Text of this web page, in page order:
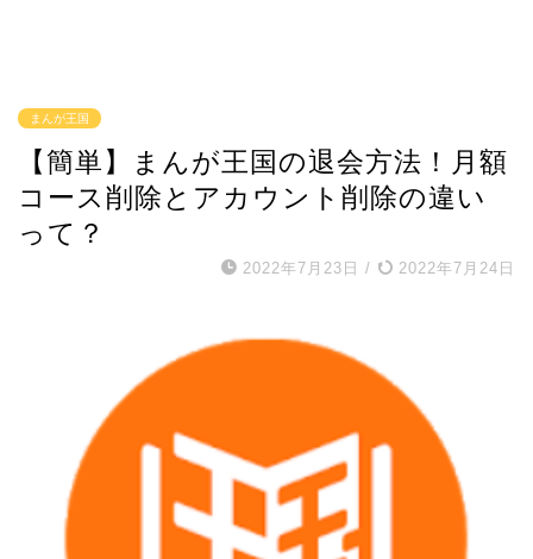
まんが王国
【簡単】まんが王国の退会方法！月額
コース削除とアカウント削除の違い
って？
2022年7月23日 / 2022年7月24日